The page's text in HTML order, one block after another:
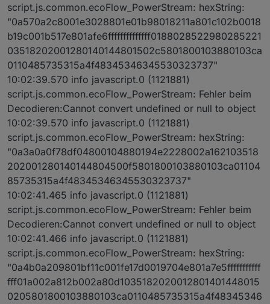
script.js.common.ecoFlow_PowerStream: hexString:
"0a570a2c8001e3028801e01b98018211a801c102b0018
b19c001b517e801afe6ffffffffffffff0188028522980285221
03518202001280140144801502c5801800103880103ca
0110485735315a4f48345346345530323737"
10:02:39.570 info javascript.0 (1121881)
script.js.common.ecoFlow_PowerStream: Fehler beim
Decodieren:Cannot convert undefined or null to object
10:02:39.570 info javascript.0 (1121881)
script.js.common.ecoFlow_PowerStream: hexString:
"0a3a0a0f78df04800104880194e2228002a162103518
202001280140144804500f5801800103880103ca01104
85735315a4f48345346345530323737"
10:02:41.465 info javascript.0 (1121881)
script.js.common.ecoFlow_PowerStream: Fehler beim
Decodieren:Cannot convert undefined or null to object
10:02:41.466 info javascript.0 (1121881)
script.js.common.ecoFlow_PowerStream: hexString:
"0a4b0a209801bf11c001fe17d0019704e801a7e5fffffffffff
fff01a002a812b002a80d1035182020012801401448015
0205801800103880103ca0110485735315a4f48345346